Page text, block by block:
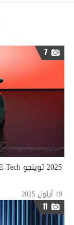
7
2025 توينجو E-Tech بروتوتيب كهربائي
19 أيلول 2025
11